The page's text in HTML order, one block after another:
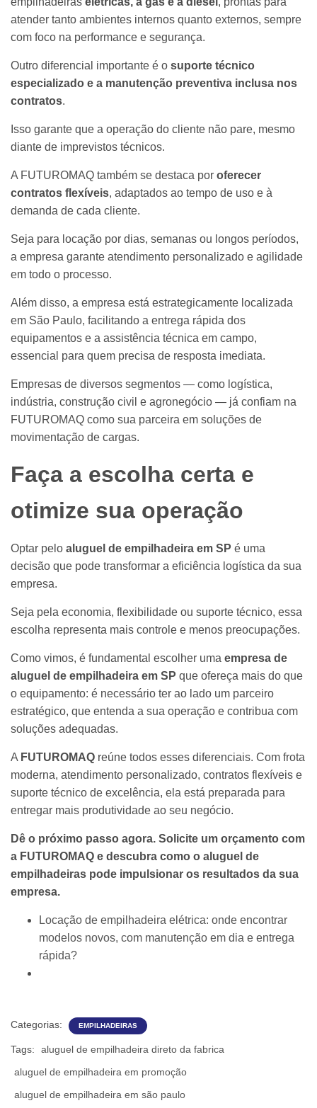
atender tanto ambientes internos quanto externos, sempre
com foco na performance e segurança.
Outro diferencial importante é o suporte técnico
especializado e a manutenção preventiva inclusa nos
contratos.
Isso garante que a operação do cliente não pare, mesmo
diante de imprevistos técnicos.
A FUTUROMAQ também se destaca por oferecer
contratos flexíveis, adaptados ao tempo de uso e à
demanda de cada cliente.
Seja para locação por dias, semanas ou longos períodos,
a empresa garante atendimento personalizado e agilidade
em todo o processo.
Além disso, a empresa está estrategicamente localizada
em São Paulo, facilitando a entrega rápida dos
equipamentos e a assistência técnica em campo,
essencial para quem precisa de resposta imediata.
Empresas de diversos segmentos — como logística,
indústria, construção civil e agronegócio — já confiam na
FUTUROMAQ como sua parceira em soluções de
movimentação de cargas.
Faça a escolha certa e
otimize sua operação
Optar pelo aluguel de empilhadeira em SP é uma
decisão que pode transformar a eficiência logística da sua
empresa.
Seja pela economia, flexibilidade ou suporte técnico, essa
escolha representa mais controle e menos preocupações.
Como vimos, é fundamental escolher uma empresa de
aluguel de empilhadeira em SP que ofereça mais do que
o equipamento: é necessário ter ao lado um parceiro
estratégico, que entenda a sua operação e contribua com
soluções adequadas.
A FUTUROMAQ reúne todos esses diferenciais. Com frota
moderna, atendimento personalizado, contratos flexíveis e
suporte técnico de excelência, ela está preparada para
entregar mais produtividade ao seu negócio.
Dê o próximo passo agora. Solicite um orçamento com
a FUTUROMAQ e descubra como o aluguel de
empilhadeiras pode impulsionar os resultados da sua
empresa.
Locação de empilhadeira elétrica: onde encontrar
modelos novos, com manutenção em dia e entrega
rápida?
Categorias: EMPILHADEIRAS
Tags:
aluguel de empilhadeira direto da fabrica
aluguel de empilhadeira em promoção
aluguel de empilhadeira em são paulo